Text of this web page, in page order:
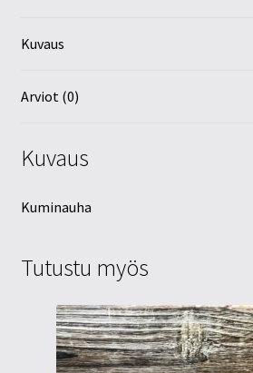
Kuvaus
Arviot (0)
Kuvaus
Kuminauha
Tutustu myös